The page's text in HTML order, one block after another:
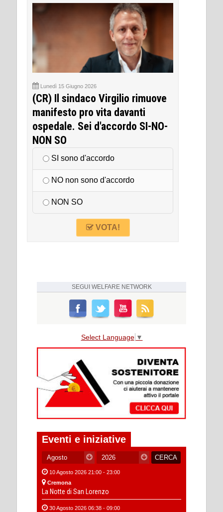
Lunedì 15 Giugno 2026
(CR) Il sindaco Virgilio rimuove
manifesto pro vita davanti
ospedale. Sei d'accordo SI-NO-
NON SO
SI sono d'accordo
NO non sono d'accordo
NON SO
VOTA!
SEGUI WELFARE NETWORK
Select Language ▼
Eventi e iniziative
10 Agosto 2026 21:00 - 23:00
Cremona
La Notte di San Lorenzo
30 Agosto 2026 06:38 - 09:00